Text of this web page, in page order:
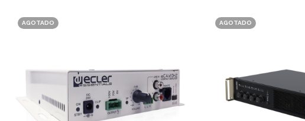
AGOTADO AGOTADO